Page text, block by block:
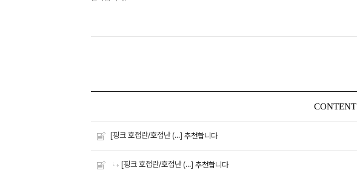
CONTENT
[핑크 호접란/호접난 (...] 추천합니다
[핑크 호접란/호접난 (...] 추천합니다